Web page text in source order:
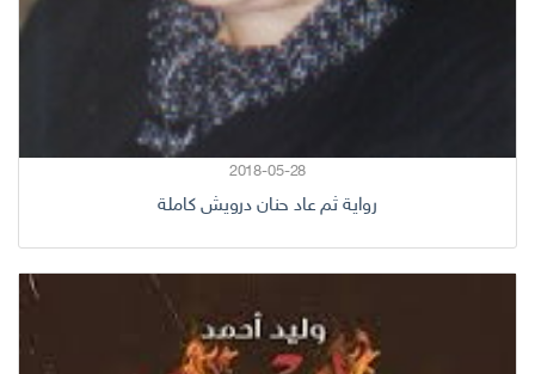
2018-05-28
رواية ثم عاد حنان درويش كاملة